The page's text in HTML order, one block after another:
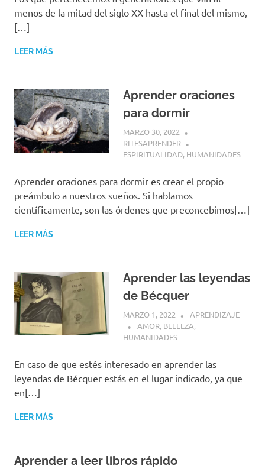
menos de la mitad del siglo XX hasta el final del mismo,
[…]
LEER MÁS
Aprender oraciones
para dormir
MARZO 30, 2022
RITESAPRENDER
ESPIRITUALIDAD, HUMANIDADES
Aprender oraciones para dormir es crear el propio
preámbulo a nuestros sueños. Si hablamos
científicamente, son las órdenes que preconcebimos[…]
LEER MÁS
Aprender las leyendas
de Bécquer
MARZO 1, 2022
APRENDIZAJE
AMOR, BELLEZA,
HUMANIDADES
En caso de que estés interesado en aprender las
leyendas de Bécquer estás en el lugar indicado, ya que
en[…]
LEER MÁS
Aprender a leer libros rápido